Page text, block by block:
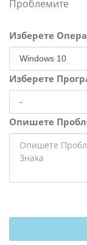
Проблемите
Изберете
Изберете
Опишете